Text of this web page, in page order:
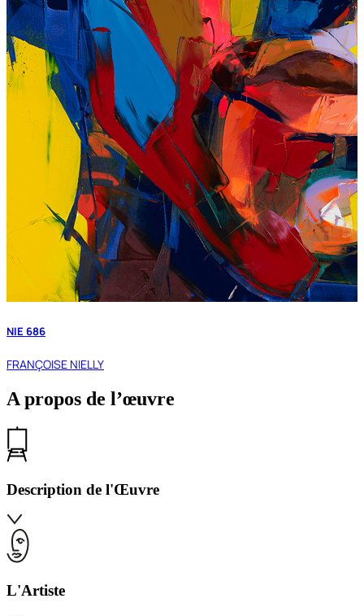
NIE 686
FRANÇOISE NIELLY
A propos de l’œuvre
Description de l'Œuvre
L'Artiste